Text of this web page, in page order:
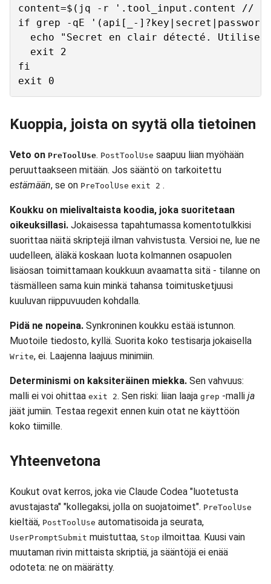
content=$(jq -r '.tool_input.content //
if grep -qE '(api[_-
echo "Secret en clair détecté. Utilise
  exit 2
fi
Kuoppia, joista on syytä olla tietoinen
Veto on PreToolUse. PostToolUse saapuu liian myöhään
peruuttaakseen mitään. Jos sääntö on tarkoitettu
estämään, se on PreToolUse exit 2 .
Koukku on mielivaltaista koodia, joka suoritetaan
oikeuksillasi. Jokaisessa tapahtumassa komentotulkkisi
suorittaa näitä skriptejä ilman vahvistusta. Versioi ne, lue ne
uudelleen, äläkä koskaan luota kolmannen osapuolen
lisäosan toimittamaan koukkuun avaamatta sitä - tilanne on
täsmälleen sama kuin minkä tahansa toimitusketjuusi
kuuluvan riippuvuuden kohdalla.
Pidä ne nopeina. Synkroninen koukku estää istunnon.
Muotoile tiedosto, kyllä. Suorita koko testisarja jokaisella
Write, ei. Laajenna laajuus minimiin.
Determinismi on kaksiteräinen miekka. Sen vahvuus:
malli ei voi ohittaa exit 2. Sen riski: liian laaja grep -malli ja
jäät jumiin. Testaa regexit ennen kuin otat ne käyttöön
koko tiimille.
Yhteenvetona
Koukut ovat kerros, joka vie Claude Codea "luotetusta
avustajasta" "kollegaksi, jolla on suojatoimet". PreToolUse
kieltää, PostToolUse automatisoida ja seurata,
UserPromptSubmit muistuttaa, Stop ilmoittaa. Kuusi vain
muutaman rivin mittaista skriptiä, ja sääntöjä ei enää
odoteta: ne on määrätty.